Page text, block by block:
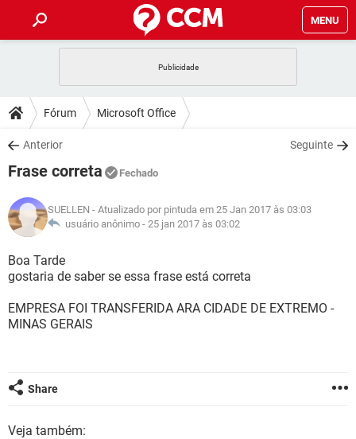
MENU
CELULAR
OUTLOOK
INSTAGRAM
GUIA DE COMPRAS
DICAS
JOGOS
INSTAGRAM GMAIL
GUIA DE COMPRAS
DOWNLOADS
JOGOS
CELULAR
OUTLOOK EXCEL
INSTAGRAM
GUIA DE COMPRAS
JOGOS WHATSAPP
CELULAR
OUTLOOK
GUIA DE COMPRAS
GLOSSÁRIO
JOGOS
CELULAR FACEBOOK
OUTLOOK EXCEL
Fórum Microsoft Office
Anterior Seguinte
Frase correta Fechado
SUELLEN - Atualizado por pintuda em 25 Jan 2017 às 03:03
usuário anônimo - 25 jan 2017 às 03:02
Boa Tarde
gostaria de saber se essa frase está correta
EMPRESA FOI TRANSFERIDA ARA CIDADE DE EXTREMO -
MINAS GERAIS
Share
Veja também: